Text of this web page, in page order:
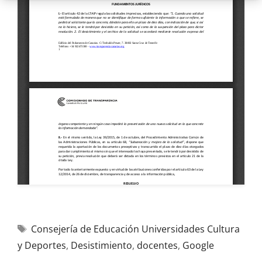
Consejería de Educación Universidades Cultura
y Deportes, Desistimiento, docentes, Google